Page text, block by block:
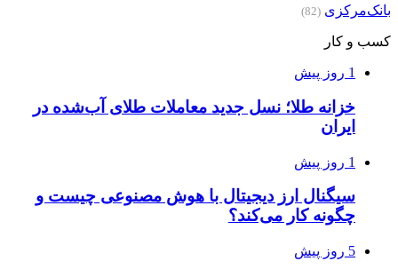
بانک‌مرکزی (82)
کسب و کار
1 روز پیش
خزانه طلا؛ نسل جدید معاملات طلای آب‌شده در
ایران
1 روز پیش
سیگنال ارز دیجیتال با هوش مصنوعی چیست و
چگونه کار می‌کند؟
5 روز پیش